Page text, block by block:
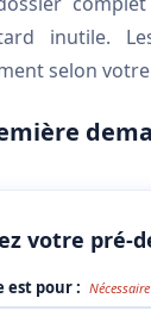
inutile.
selon
votre pré-
est pour : Nécessaire